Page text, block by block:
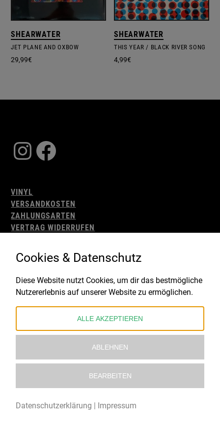
SHEARWATER
JET PLANE AND OXBOW
29,99€
SHEARWATER
THIS YEAR / BLACK RIVER SONG
4,99€
Instagram
Facebook
VINYL
VERSANDKOSTEN
ZAHLUNGSARTEN
VERTRAG WIDERRUFEN
WIDERRUFSBELEHRUNG
IMPRESSUM
Gefördert durch:
Cookies & Datenschutz
Diese Website nutzt Cookies, um dir das bestmögliche
Nutzererlebnis auf unserer Website zu ermöglichen.
ALLE AKZEPTIEREN
ABLEHNEN
BEARBEITEN
Datenschutzerklärung | Impressum